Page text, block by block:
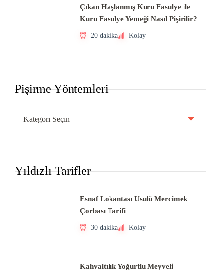
Çıkan Haşlanmış Kuru Fasulye ile
Kuru Fasulye Yemeği Nasıl Pişirilir?
20 dakika Kolay
Pişirme Yöntemleri
Yöntemleri
Yıldızlı Tarifler
Esnaf Lokantası Usulü Mercimek
Çorbası Tarifi
30 dakika Kolay
Kahvaltılık Yoğurtlu Meyveli